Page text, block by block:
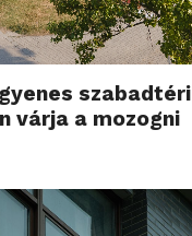
szabadtéri
várja a mozogni